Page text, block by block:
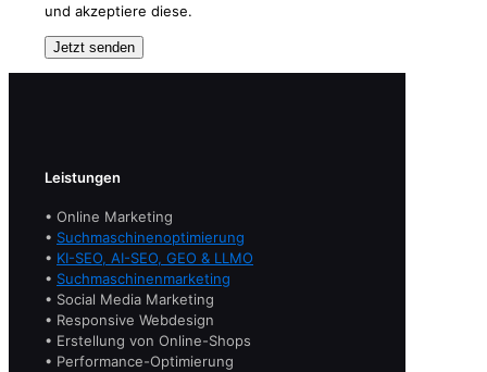
und akzeptiere diese.
Leistungen
• Online Marketing
• Suchmaschinenoptimierung
• KI-SEO, AI-SEO, GEO & LLMO
• Suchmaschinenmarketing
• Social Media Marketing
• Responsive Webdesign
• Erstellung von Online-Shops
• Performance-Optimierung